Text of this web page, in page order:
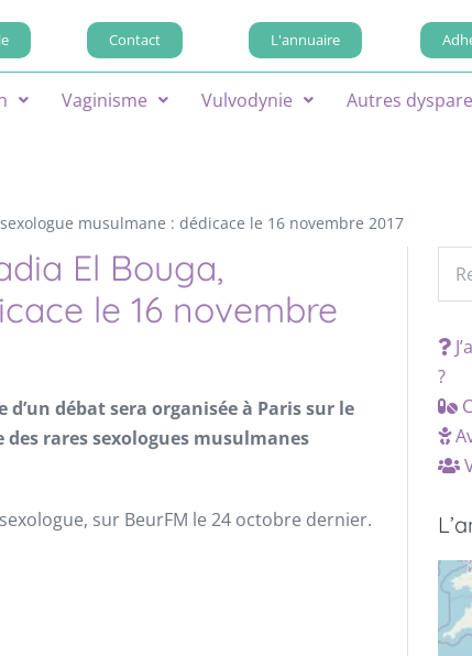
Contact L'annuaire
Vaginisme Vulvodynie Autres
musulmane : dédicace le 16 novembre 2017
El Bouga,
le 16 novembre
d’un débat sera organisée à Paris sur le
des rares sexologues musulmanes
sur BeurFM le 24 octobre dernier.
?